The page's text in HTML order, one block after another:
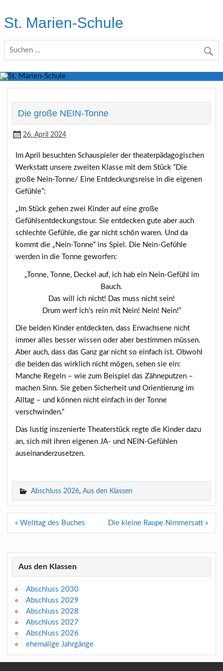
content
St. Marien-Schule
Die große NEIN-Tonne
26. April 2024
Im April besuchten Schauspieler der theaterpädagogischen
Werkstatt unsere zweiten Klasse mit dem Stück “Die
große Nein-Tonne/ Eine Entdeckungsreise in die eigenen
Gefühle”:
„Im Stück gehen zwei Kinder auf eine große
Gefühlsentdeckungstour. Sie entdecken gute aber auch
schlechte Gefühle, die gar nicht schön waren. Und da
kommt die „Nein-Tonne“ ins Spiel. Die Nein-Gefühle
werden in die Tonne geworfen:
„Tonne, Tonne, Deckel auf, ich hab ein Nein-Gefühl im
Bauch.
Das will ich nicht! Das muss nicht sein!
Drum werf ich’s rein mit Nein! Nein! Nein!“
Die beiden Kinder entdeckten, dass Erwachsene nicht
immer alles besser wissen oder aber bestimmen müssen.
Aber auch, dass das Ganz gar nicht so einfach ist. Obwohl
die beiden das wirklich nicht mögen, sehen sie ein:
Manche Regeln – wie zum Beispiel das Zähneputzen –
machen Sinn. Sie geben Sicherheit und Orientierung im
Alltag – und können nicht einfach in der Tonne
verschwinden.“
Das lustig inszenierte Theaterstück regte die Kinder dazu
an, sich mit ihren eigenen JA- und NEIN-Gefühlen
auseinanderzusetzen.
Abschluss 2026,Aus den Klassen
Beitragsnavigation
« Welttag des Buches Die kleine Raupe Nimmersatt »
Aus den Klassen
Abschluss 2030
Abschluss 2029
Abschluss 2028
Abschluss 2027
Abschluss 2026
ehemalige Jahrgänge